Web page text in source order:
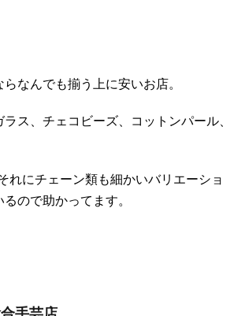
なんでも揃う上に安いお店。
ス、チェコビーズ、コットンパール、
れにチェーン類も細かいバリエーショ
ので助かってます。